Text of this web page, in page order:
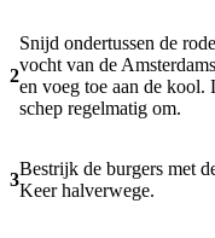
2
Snijd ondertussen de
vocht van de
en voeg toe aan de kool.
schep regelmatig om.
3
Bestrijk de burgers met
Keer halverwege.